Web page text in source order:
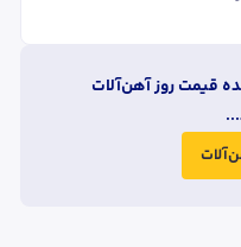
قیمت روز آهن‌آلات